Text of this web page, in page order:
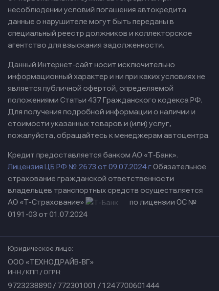
несоблюдении условий погашения автокредита
данные о нарушителе могут быть переданы в
специальный реестр должников и коллекторское
агентство для взыскания задолженности.
Данный Интернет-сайт носит исключительно
информационный характер и ни при каких условиях не
является публичной офертой, определяемой
положениями Статьи 437 Гражданского кодекса РФ.
Для получения подробной информации о наличии и
стоимости указанных товаров и (или) услуг,
пожалуйста, обращайтесь к менеджерам автоцентра.
Кредит предоставляется банком АО «Т-Банк».
Лицензия ЦБ РФ № 2673 от 09.07.2024 гОбязательное
страхование гражданской ответственности
владельцев транспортных средств осуществляется
АО «Т-Страхование»
по лицензии ОС №
0191-03 от 01.07.2024
Юридическое лицо:
ООО «ТЕХНОДРАЙВ-ВГ»
ИНН / КПП / ОГРН:
9723238890 / 772301001 / 1247700601444